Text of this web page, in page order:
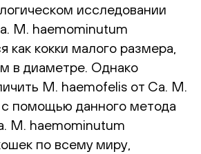
исследовании
M. haemominutum
как кокки малого размера,
в диаметре. Однако
M. haemofelis от Ca. M.
помощью данного метода
M. haemominutum
по всему миру,